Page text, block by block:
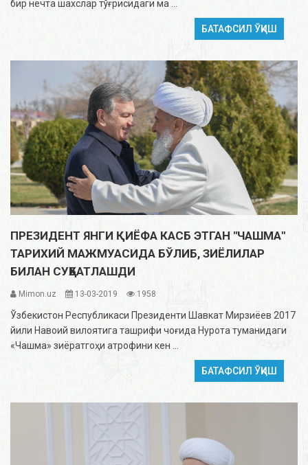
бир нечта шахслар тўғрисидаги ма ...
БАТАФСИЛ ЎҚИШ
ПРЕЗИДЕНТ ЯНГИ ҚИЁФА КАСБ ЭТГАН "ЧАШМА"
ТАРИХИЙ МАЖМУАСИДА БЎЛИБ, ЗИЁЛИЛАР
БИЛАН СУҲБАТЛАШДИ
Mimon.uz 13-03-2019 1958
Ўзбекистон Республикаси Президенти Шавкат Мирзиёев 2017
йили Навоий вилоятига ташрифи чоғида Нурота туманидаги
«Чашма» зиёратгоҳи атрофини кен ...
БАТАФСИЛ ЎҚИШ